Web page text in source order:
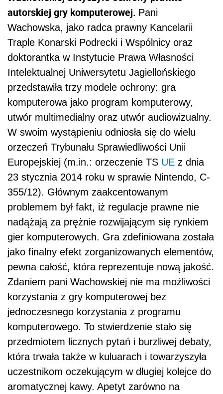
autorskiej gry komputerowej. Pani
Wachowska, jako radca prawny Kancelarii
Traple Konarski Podrecki i Wspólnicy oraz
doktorantka w Instytucie Prawa Własności
Intelektualnej Uniwersytetu Jagiellońskiego
przedstawiła trzy modele ochrony: gra
komputerowa jako program komputerowy,
utwór multimedialny oraz utwór audiowizualny.
W swoim wystąpieniu odniosła się do wielu
orzeczeń Trybunału Sprawiedliwości Unii
Europejskiej (m.in.: orzeczenie TS UE z dnia
23 stycznia 2014 roku w sprawie Nintendo, C-
355/12). Głównym zaakcentowanym
problemem był fakt, iż regulacje prawne nie
nadążają za prężnie rozwijającym się rynkiem
gier komputerowych. Gra zdefiniowana została
jako finalny efekt zorganizowanych elementów,
pewna całość, która reprezentuje nową jakość.
Zdaniem pani Wachowskiej nie ma możliwości
korzystania z gry komputerowej bez
jednoczesnego korzystania z programu
komputerowego. To stwierdzenie stało się
przedmiotem licznych pytań i burzliwej debaty,
która trwała także w kuluarach i towarzyszyła
uczestnikom oczekującym w długiej kolejce do
aromatycznej kawy. Apetyt zarówno na